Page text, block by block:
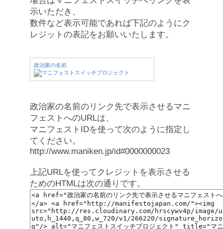
示いただき、
数件など表示可能であれば下記のようにク
レジットの表記をお願いいたします。
政治家の名前
政治家の名前のリンク先で表示させるマニ
フェストへのURLは、
マニフェストIDを使って次のように指定し
てください。
http://www.maniken.jp/id#0000000023
上記URLを使ってクレジットを表示させる
ためのHTMLは次の通りです。